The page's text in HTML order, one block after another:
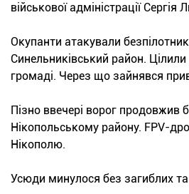
військової адміністрації Сергія
Окупанти атакували
Синельниківський район.
громаді. Через що зайнявся
Пізно ввечері ворог продовжив
Нікопольському району. FPV-
Нікополю.
Усюди минулося без загиблих